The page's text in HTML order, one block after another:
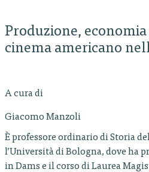
Produzione,
cinema americano
A cura di
Giacomo Manzoli
È professore ordinario di Storia
l’Università di Bologna, dove ha
in Dams e il corso di Laurea